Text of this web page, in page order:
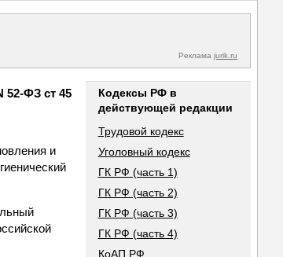
Реклама jurik.ru
52-ФЗ ст 45
и
Кодексы РФ в
действующей редакции
Трудовой кодекс
Уголовный кодекс
ГК РФ (часть 1)
ГК РФ (часть 2)
ГК РФ (часть 3)
ГК РФ (часть 4)
КоАП РФ